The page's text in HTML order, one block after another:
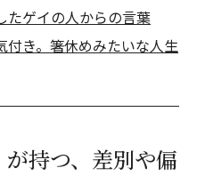
たゲイの人からの言葉
き。箸休めみたいな人生
持つ、差別や偏